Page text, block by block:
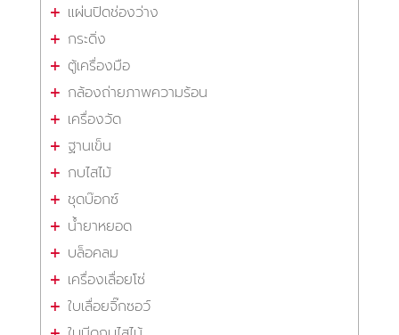
แผ่นปิดช่องว่าง
กระดิ่ง
ตู้เครื่องมือ
กล้องถ่ายภาพความร้อน
เครื่องวัด
ฐานเข็น
กบไสไม้
ชุดบ๊อกซ์
น้ำยาหยอด
บล็อคลม
เครื่องเลื่อยโซ่
ใบเลื่อยจิ๊กซอว์